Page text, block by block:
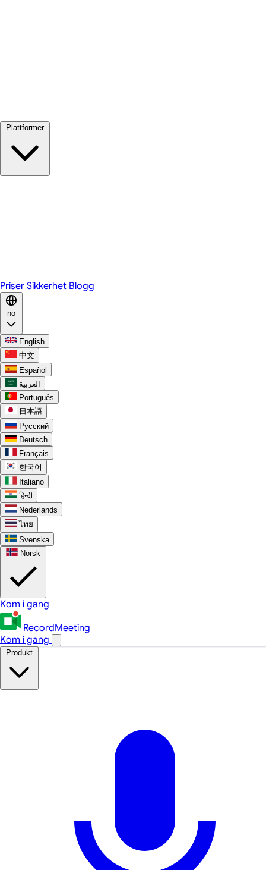
Plattformer
Priser Sikkerhet Blogg
no
English
中文
Español
العربية
Português
日本語
Русский
Deutsch
Français
한국어
Italiano
हिन्दी
Nederlands
ไทย
Svenska
Norsk
Kom i gang
RecordMeeting
Kom i gang